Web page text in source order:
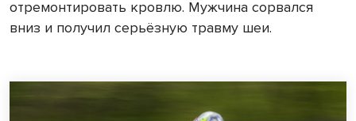
отремонтировать кровлю. Мужчина сорвался
вниз и получил серьёзную травму шеи.